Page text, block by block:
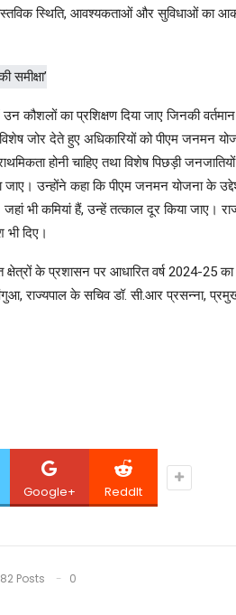
वास्तविक स्थिति, आवश्यकताओं और सुविधाओं
उन कौशलों का प्रशिक्षण दिया जाए जिनकी
जोर देते हुए अधिकारियों को पीएम जनमन
होनी चाहिए तथा विशेष पिछड़ी
उन्होंने कहा कि पीएम जनमन योजना के
भी कमियां हैं, उन्हें तत्काल दूर किया जाए।
भी दिए।
के प्रशासन पर आधारित वर्ष 2024-25
राज्यपाल के सचिव डॉ. सी.आर प्रसन्ना,
Google+ ReddIt
Posts
0